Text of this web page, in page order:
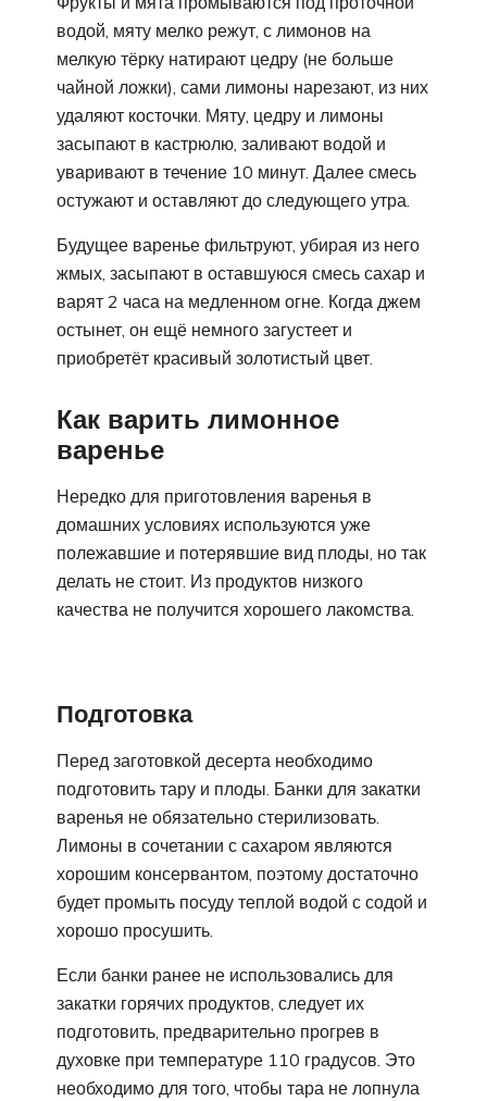
водой, мяту мелко режут, с лимонов на
мелкую тёрку натирают цедру (не больше
чайной ложки), сами лимоны нарезают, из них
удаляют косточки. Мяту, цедру и лимоны
засыпают в кастрюлю, заливают водой и
уваривают в течение 10 минут. Далее смесь
остужают и оставляют до следующего утра.
Будущее варенье фильтруют, убирая из него
жмых, засыпают в оставшуюся смесь сахар и
варят 2 часа на медленном огне. Когда джем
остынет, он ещё немного загустеет и
приобретёт красивый золотистый цвет.
Как варить лимонное
варенье
Нередко для приготовления варенья в
домашних условиях используются уже
полежавшие и потерявшие вид плоды, но так
делать не стоит. Из продуктов низкого
качества не получится хорошего лакомства.
Подготовка
Перед заготовкой десерта необходимо
подготовить тару и плоды. Банки для закатки
варенья не обязательно стерилизовать.
Лимоны в сочетании с сахаром являются
хорошим консервантом, поэтому достаточно
будет промыть посуду теплой водой с содой и
хорошо просушить.
Если банки ранее не использовались для
закатки горячих продуктов, следует их
подготовить, предварительно прогрев в
духовке при температуре 110 градусов. Это
необходимо для того, чтобы тара не лопнула